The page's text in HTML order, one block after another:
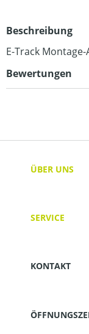
Beschreibung
E-Track
Bewertungen
ÜBER UNS
SERVICE
KONTAKT